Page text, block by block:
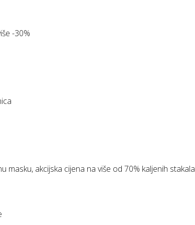
-30%
masku, akcijska cijena na više od 70% kaljenih stakala